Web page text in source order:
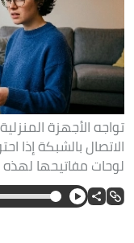
تواجه الأجهزة
الاتصال بالشبكة
لوحات مفاتيحها لهذه